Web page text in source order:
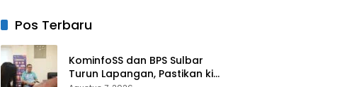
Dakwah
Anak Yatim
Memohon
Keberkahan
Keamanan
Negeri
Kasat,
Kasiwas, dan
Pelantikan
Santunan
Kematian
Pos Terbaru
KominfoSS dan BPS Sulbar
Turun Lapangan, Pastikan ki